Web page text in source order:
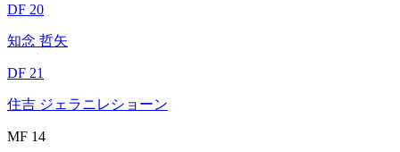
DF 20
知念 哲矢
DF 21
住吉 ジェラニレショーン
MF 14